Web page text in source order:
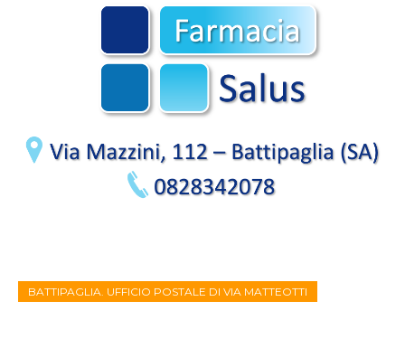
BATTIPAGLIA. UFFICIO POSTALE DI VIA MATTEOTTI